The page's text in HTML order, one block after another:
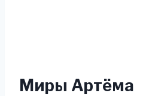
Миры Артёма